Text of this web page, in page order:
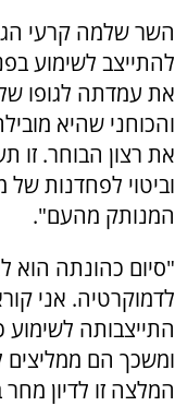
השר שלמה קרעי
להתייצב לשימוע
את עמדתה לגופו
והכוחני שהיא
את רצון הבוחר. זו
וביטוי לפחדנות
המנותק מהעם".
"סיום כהונתה הוא
לדמוקרטיה. אני
התייצבותה
ומשכך הם ממליצים
המלצה זו לדיון